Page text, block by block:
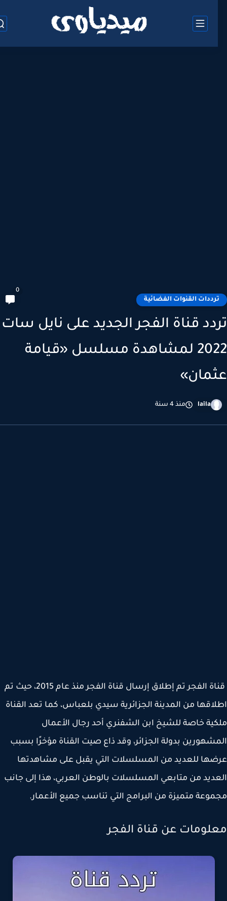
القنوات الفضائية
قناة الفجر الجديد على نايل سات
2022 لمشاهدة مسلسل «قيامة
laila منذ 4 سنة
قناة الفجر تم إطلاق إرسال قناة الفجر منذ عام 2015، حيث تم
من المدينة الجزائرية سيدي بلعباس، كما تعد القناة
خاصة للشيخ ابن الشفنري أحد رجال الأعمال
بدولة الجزائر، وقد ذاع صيت القناة مؤخرًا بسبب
للعديد من المسلسلات التي يقبل على مشاهدتها
من متابعي المسلسلات بالوطن العربي، هذا إلى جانب
متميزة من البرامج التي تناسب جميع الأعمار.
عن قناة الفجر